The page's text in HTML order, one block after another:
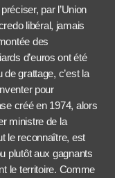
par l’Union
libéral, jamais
des
d’euros ont été
grattage, c’est la
pour
créé en 1974, alors
ministre de la
le reconnaître, est
plutôt aux gagnants
le territoire. Comme